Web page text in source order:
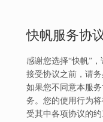
快帆服务协
感谢您选择“快帆”
接受协议之前，请
如果您不同意本服
务。您的使用行为
受其中各项协议的约